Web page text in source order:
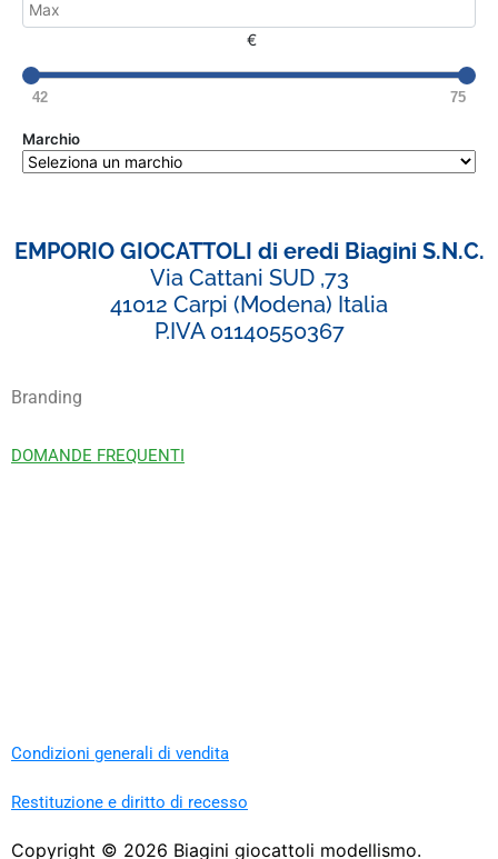
€
42 75
Marchio
EMPORIO GIOCATTOLI di eredi Biagini S.N.C.
Via Cattani SUD ,73
41012 Carpi (Modena) Italia
P.IVA 01140550367
Branding
DOMANDE FREQUENTI
Condizioni generali di vendita
Restituzione e diritto di recesso
Copyright © 2026 Biagini giocattoli modellismo.